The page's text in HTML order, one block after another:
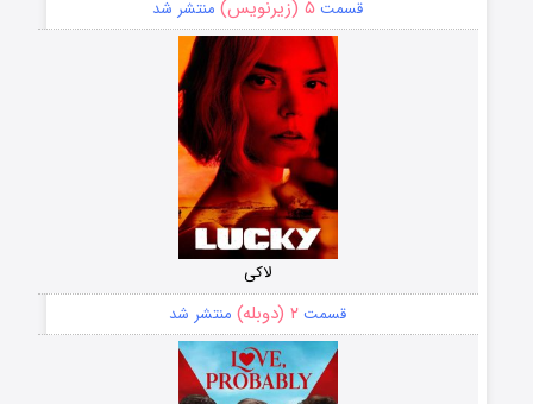
قسمت ۵ (زیرنویس) منتشر شد
لاکی
قسمت ۲ (دوبله) منتشر شد